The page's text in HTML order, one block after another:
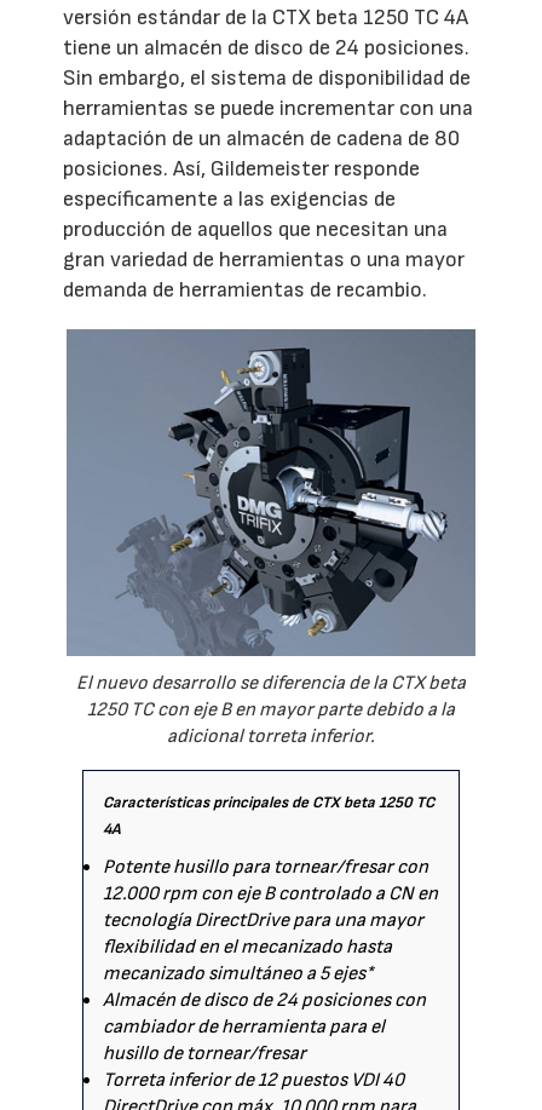
versión estándar de la CTX beta 1250 TC 4A
tiene un almacén de disco de 24 posiciones.
Sin embargo, el sistema de disponibilidad de
herramientas se puede incrementar con una
adaptación de un almacén de cadena de 80
posiciones. Así, Gildemeister responde
específicamente a las exigencias de
producción de aquellos que necesitan una
gran variedad de herramientas o una mayor
demanda de herramientas de recambio.
El nuevo desarrollo se diferencia de la CTX beta
1250 TC con eje B en mayor parte debido a la
adicional torreta inferior.
Características principales de CTX beta 1250 TC
4A
Potente husillo para tornear/fresar con
12.000 rpm con eje B controlado a CN en
tecnología DirectDrive para una mayor
flexibilidad en el mecanizado hasta
mecanizado simultáneo a 5 ejes*
Almacén de disco de 24 posiciones con
cambiador de herramienta para el
husillo de tornear/fresar
Torreta inferior de 12 puestos VDI 40